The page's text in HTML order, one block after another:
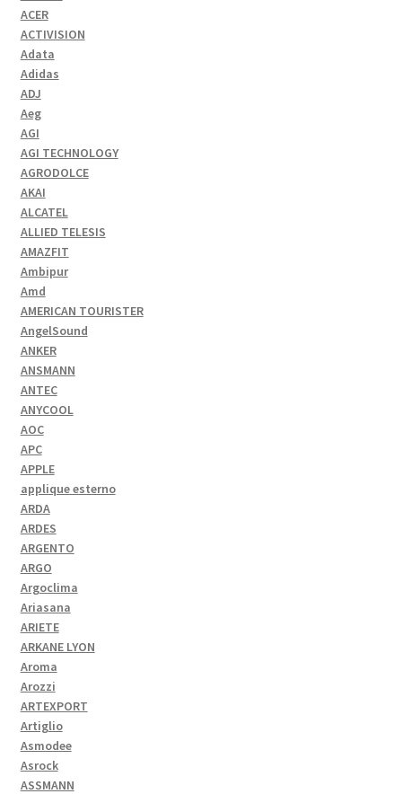
ACER
ACTIVISION
Adata
Adidas
ADJ
Aeg
AGI
AGI TECHNOLOGY
AGRODOLCE
AKAI
ALCATEL
ALLIED TELESIS
AMAZFIT
Ambipur
Amd
AMERICAN TOURISTER
AngelSound
ANKER
ANSMANN
ANTEC
ANYCOOL
AOC
APC
APPLE
applique esterno
ARDA
ARDES
ARGENTO
ARGO
Argoclima
Ariasana
ARIETE
ARKANE LYON
Aroma
Arozzi
ARTEXPORT
Artiglio
Asmodee
Asrock
ASSMANN